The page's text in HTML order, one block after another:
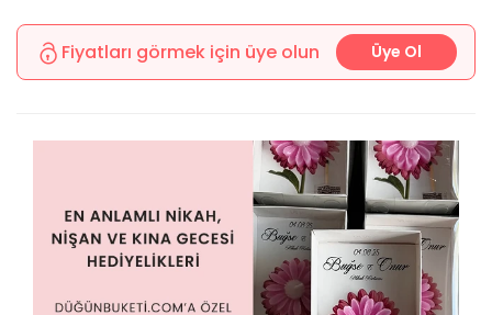
Fiyatları görmek için üye olun Üye Ol